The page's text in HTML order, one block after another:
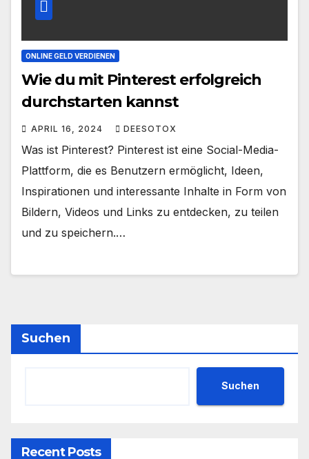
ONLINE GELD VERDIENEN
Wie du mit Pinterest erfolgreich
durchstarten kannst
APRIL 16, 2024 DEESOTOX
Was ist Pinterest? Pinterest ist eine Social-Media-
Plattform, die es Benutzern ermöglicht, Ideen,
Inspirationen und interessante Inhalte in Form von
Bildern, Videos und Links zu entdecken, zu teilen
und zu speichern.…
Suchen
Suchen
Recent Posts